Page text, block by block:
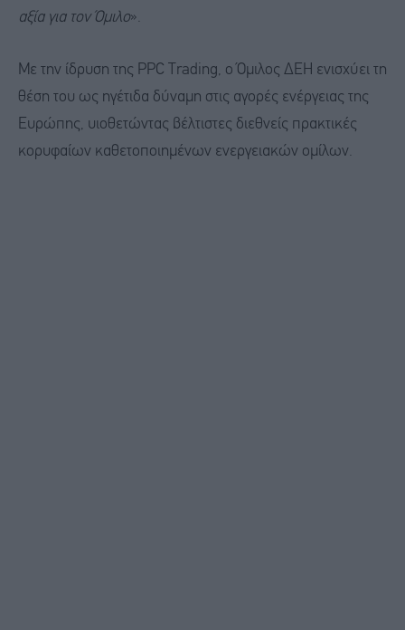
αξία για τον Όμιλο».
Με την ίδρυση της PPC Trading, ο Όμιλος ΔΕΗ ενισχύει τη
θέση του ως ηγέτιδα δύναμη στις αγορές ενέργειας της
Ευρώπης, υιοθετώντας βέλτιστες διεθνείς πρακτικές
κορυφαίων καθετοποιημένων ενεργειακών ομίλων.